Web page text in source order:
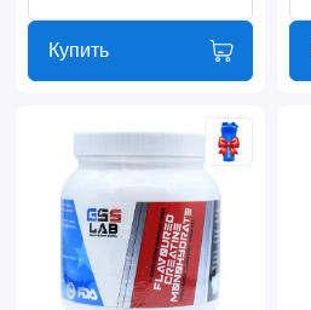
Купить